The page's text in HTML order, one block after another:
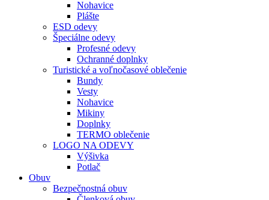
Nohavice
Plášte
ESD odevy
Špeciálne odevy
Profesné odevy
Ochranné doplnky
Turistické a voľnočasové oblečenie
Bundy
Vesty
Nohavice
Mikiny
Doplnky
TERMO oblečenie
LOGO NA ODEVY
Výšivka
Potlač
Obuv
Bezpečnostná obuv